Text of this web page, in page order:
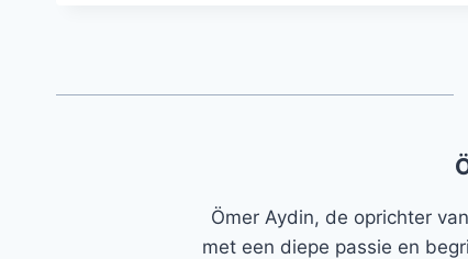
Ömer Aydin, de oprichter
met een diepe passie en